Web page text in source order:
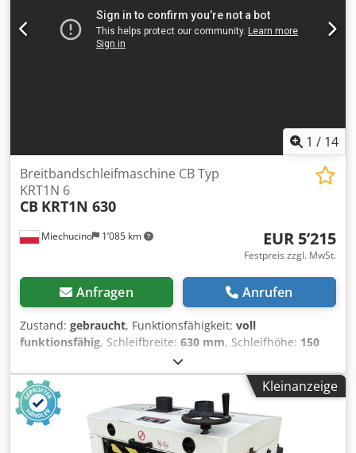
Elektrische Höhenverstellung -
Schleifbandgeschwindigkeiten regelbar über
Frequenzumrichter - Elektronische Positionierung der
Maschinenabmessungen (LxBxH): 170 x 150 x 210 cm -
Gewicht: ~800 kg
1 / 14
Miechucino 1’085 km
Breitbandschleifmaschine CB Typ
KRT1N 6
CB KRT1N 630
EUR 5’215
Festpreis zzgl. MwSt.
Anfragen Anrufen
Zustand: gebraucht, Funktionsfähigkeit: voll
funktionsfähig, Schleifbreite: 630 mm, Schleifhöhe: 150
elektrisch
- Gebrauchte Schleifmaschine, sehr guter Zustand
TECHNISCHE DATEN: - max. Werkstückbreite: 630 mm -
max. Werkstückhöhe: 150 mm 1 Aggregat: - genuteter,
gummierter Kalibrierwalze + Schleifschuh + 1 Metallwalze
*von oben: - Einlaufgummi-Andruckrolle - Aggregat -
Kleinanzeige